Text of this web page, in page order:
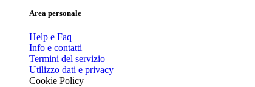
Area personale
Help e Faq
Info e contatti
Termini del servizio
Utilizzo dati e privacy
Cookie Policy